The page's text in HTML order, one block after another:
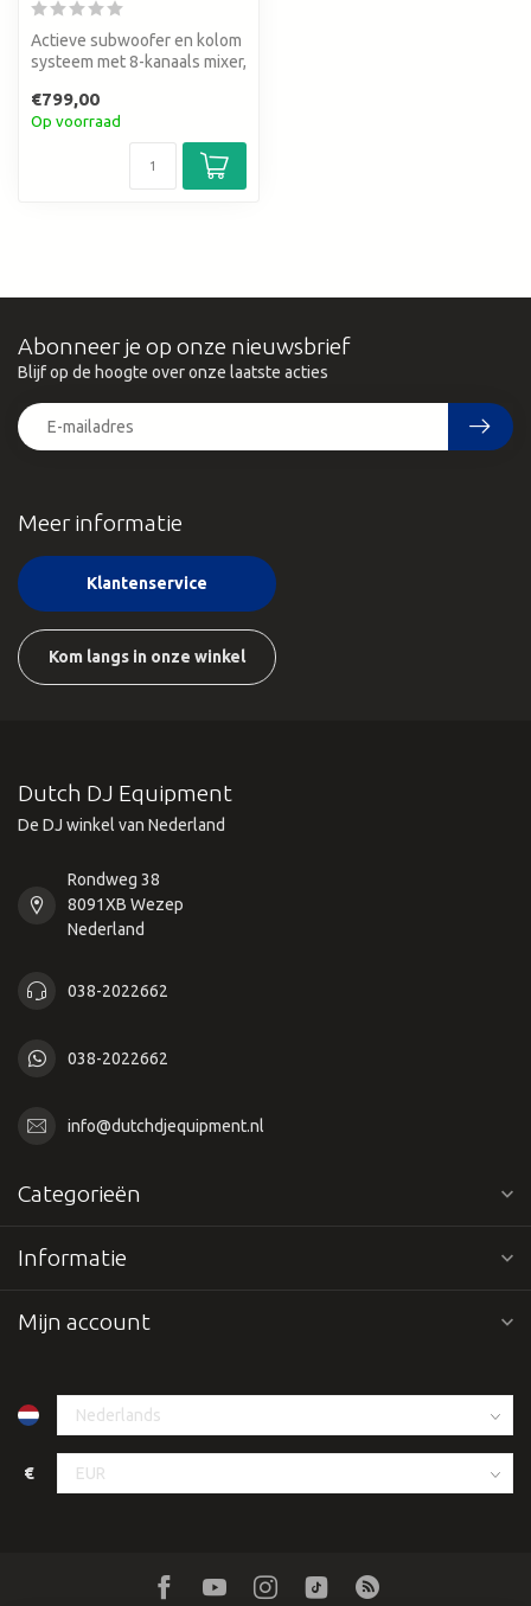
Actieve subwoofer en kolom
systeem met 8-kanaals mixer,
€799,00
Op voorraad
Meer informatie
Klantenservice
Kom langs in onze winkel
Abonneer je op onze nieuwsbrief
Blijf op de hoogte over onze laatste acties
Dutch DJ Equipment
De DJ winkel van Nederland
Rondweg 38
8091XB Wezep
Nederland
038-2022662
038-2022662
info@dutchdjequipment.nl
Categorieën
Informatie
Mijn account
€